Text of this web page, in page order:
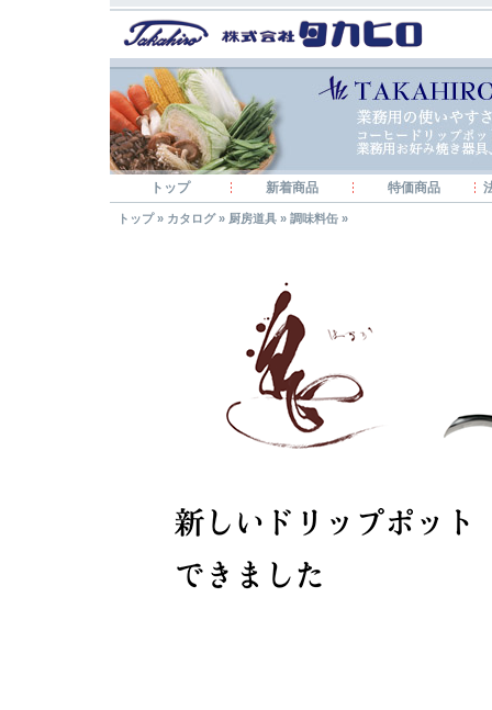
トップ 新着商品 特価商品
トップ» カタログ» 厨房道具 » 調味料缶 »